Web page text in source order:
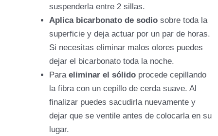
suspenderla entre 2 sillas.
Aplica bicarbonato de sodio sobre toda la
superficie y deja actuar por un par de horas.
Si necesitas eliminar malos olores puedes
dejar el bicarbonato toda la noche.
Para eliminar el sólido procede cepillando
la fibra con un cepillo de cerda suave. Al
finalizar puedes sacudirla nuevamente y
dejar que se ventile antes de colocarla en su
lugar.